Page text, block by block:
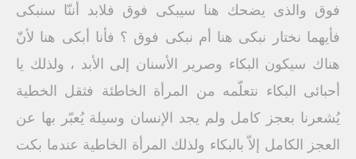
فوق والذى يضحك هنا سيبكى فوق فلابد أننّا سنبكى
فأيهما نختار نبكى هنا أم نبكى فوق ؟ فأنا أبكى هنا لأنّ
هناك سيكون البكاء وصرير الأسنان إلى الأبد ، ولذلك يا
أحبائى البكاء نتعلّمه من المرأة الخاطئة فثقل الخطية
يُشعرنا بعجز كامل ولم يجد الإنسان وسيلة يُعبّر بها عن
العجز الكامل إلاّ بالبكاء ولذلك المرأة الخاطية عندما بكت